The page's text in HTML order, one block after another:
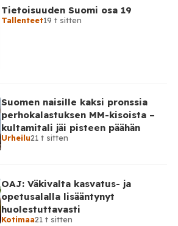
Tietoisuuden Suomi osa 19
Tallenteet19 t sitten
Suomen naisille kaksi pronssia
perhokalastuksen MM-kisoista –
kultamitali jäi pisteen päähän
Urheilu21 t sitten
OAJ: Väkivalta kasvatus- ja
opetusalalla lisääntynyt
huolestuttavasti
Kotimaa21 t sitten